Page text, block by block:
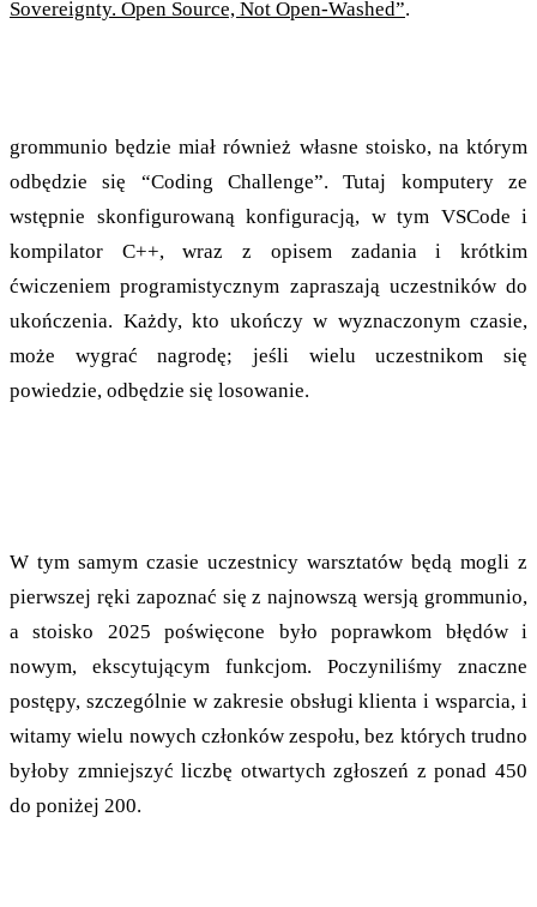
Sovereignty. Open Source, Not Open-Washed”.
grommunio będzie miał również własne stoisko, na którym
odbędzie się “Coding Challenge”. Tutaj komputery ze
wstępnie skonfigurowaną konfiguracją, w tym VSCode i
kompilator C++, wraz z opisem zadania i krótkim
ćwiczeniem programistycznym zapraszają uczestników do
ukończenia. Każdy, kto ukończy w wyznaczonym czasie,
może wygrać nagrodę; jeśli wielu uczestnikom się
powiedzie, odbędzie się losowanie.
W tym samym czasie uczestnicy warsztatów będą mogli z
pierwszej ręki zapoznać się z najnowszą wersją grommunio,
a stoisko 2025 poświęcone było poprawkom błędów i
nowym, ekscytującym funkcjom. Poczyniliśmy znaczne
postępy, szczególnie w zakresie obsługi klienta i wsparcia, i
witamy wielu nowych członków zespołu, bez których trudno
byłoby zmniejszyć liczbę otwartych zgłoszeń z ponad 450
do poniżej 200.